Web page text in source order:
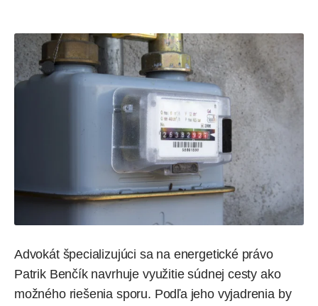
Advokát špecializujúci sa na energetické právo
Patrik Benčík navrhuje využitie súdnej cesty ako
možného riešenia sporu. Podľa jeho vyjadrenia by